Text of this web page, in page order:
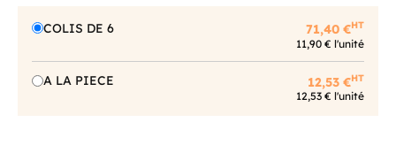
COLIS DE 6 71,40 €HT
11,90 € l'unité
A LA PIECE 12,53 €HT
12,53 € l'unité